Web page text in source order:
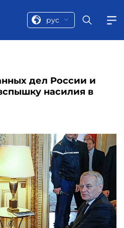
рус
дел России и
насилия в